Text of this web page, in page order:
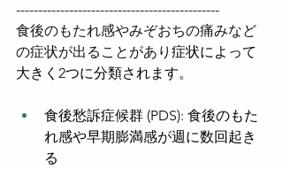
----------------------------------------------
食後のもたれ感やみぞおちの痛みなど
の症状が出ることがあり 症状によって
大きく2つに分類されます。
食後愁訴症候群 (PDS): 食後のもた
れ感や早期膨満感が週に数回起き
る